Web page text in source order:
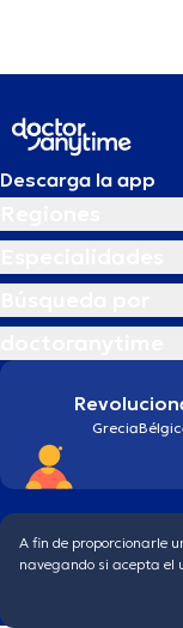
Descarga la app
Grecia
Condiciones generales
A fin de proporcionarle
navegando si acepta el